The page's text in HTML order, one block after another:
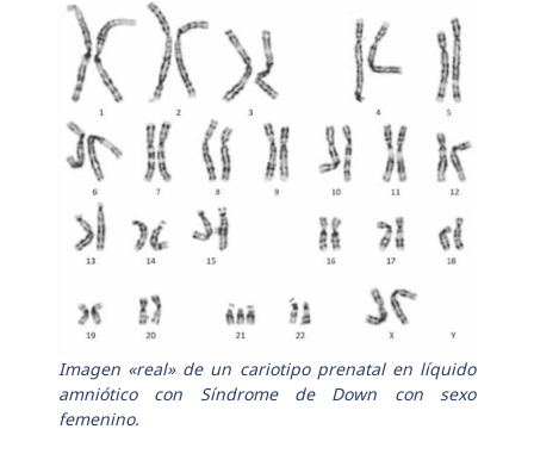
Imagen «real» de un cariotipo prenatal en líquido
amniótico con Síndrome de Down con sexo
femenino.